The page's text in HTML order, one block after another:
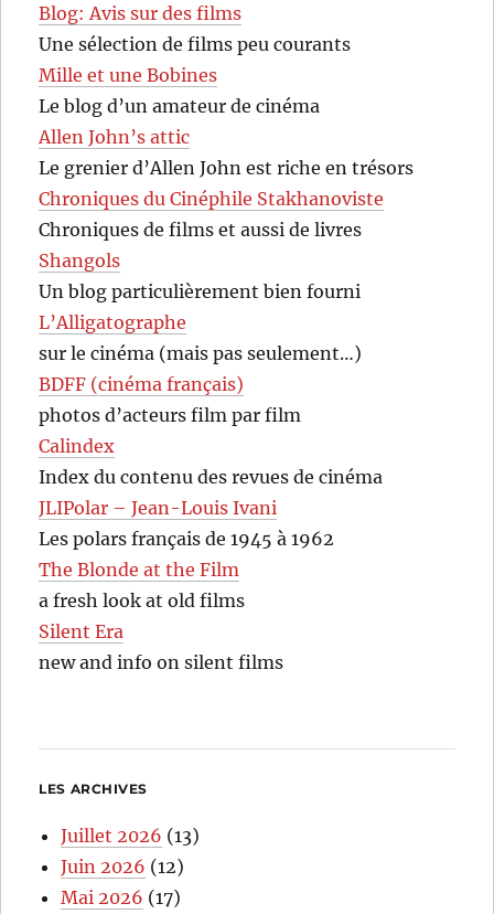
Blog: Avis sur des films
Une sélection de films peu courants
Mille et une Bobines
Le blog d’un amateur de cinéma
Allen John’s attic
Le grenier d’Allen John est riche en trésors
Chroniques du Cinéphile Stakhanoviste
Chroniques de films et aussi de livres
Shangols
Un blog particulièrement bien fourni
L’Alligatographe
sur le cinéma (mais pas seulement…)
BDFF (cinéma français)
photos d’acteurs film par film
Calindex
Index du contenu des revues de cinéma
JLIPolar – Jean-Louis Ivani
Les polars français de 1945 à 1962
The Blonde at the Film
a fresh look at old films
Silent Era
new and info on silent films
LES ARCHIVES
Juillet 2026 (13)
Juin 2026 (12)
Mai 2026 (17)